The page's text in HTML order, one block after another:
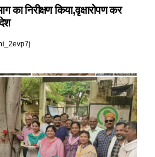
का निरीक्षण किया,वृक्षारोपण कर